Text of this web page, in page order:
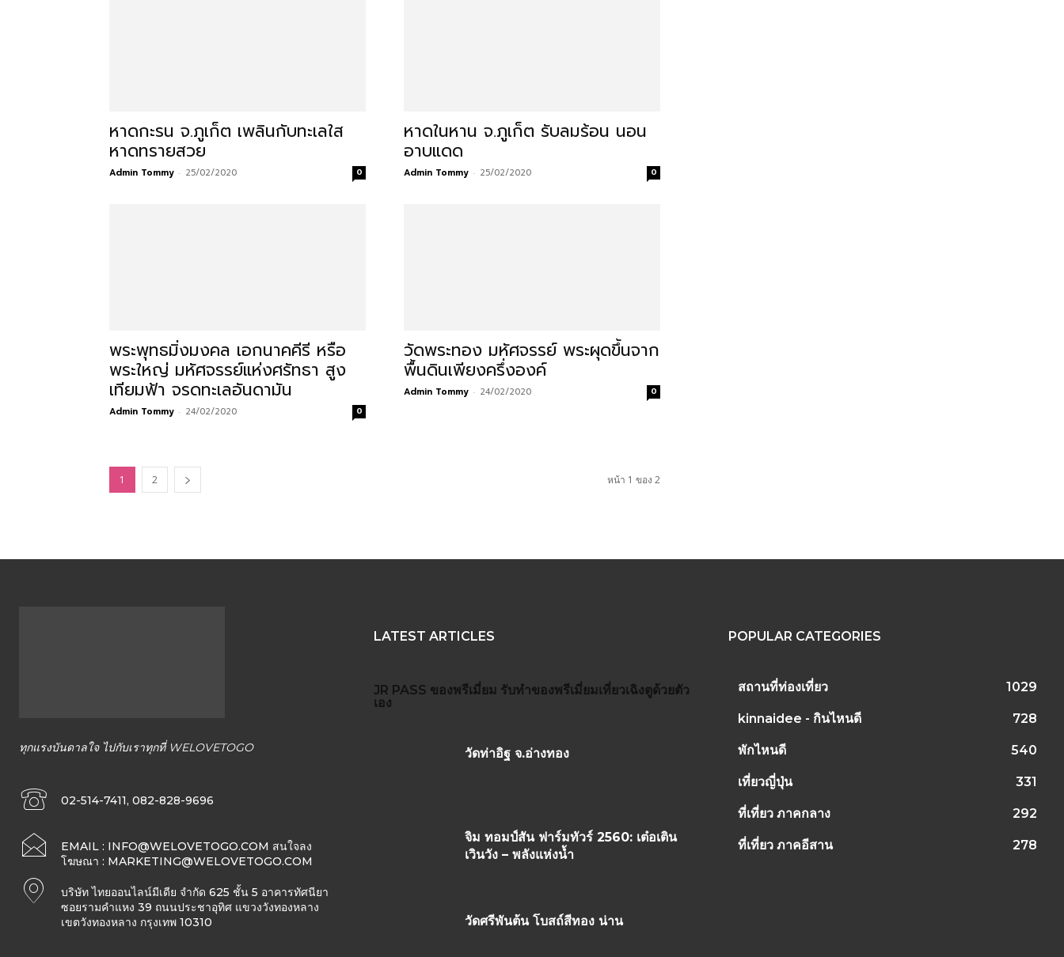
และ
ต่าง
ประเทศ
หาดกะรน จ.ภูเก็ต เพลินกับทะเลใส
หาดทรายสวย
Admin Tommy - 25/02/2020 0
หาดในหาน จ.ภูเก็ต รับลมร้อน นอน
อาบแดด
Admin Tommy - 25/02/2020 0
พระพุทธมิ่งมงคล เอกนาคคีรี หรือ
พระใหญ่ มหัศจรรย์แห่งศรัทธา สูง
เทียมฟ้า จรดทะเลอันดามัน
Admin Tommy - 24/02/2020 0
วัดพระทอง มหัศจรรย์ พระผุดขึ้นจาก
พื้นดินเพียงครึ่งองค์
Admin Tommy - 24/02/2020 0
1 2 หน้า 1 ของ 2
ทุกแรงบันดาลใจ ไปกับเราทุกที่ WELOVETOGO
02-514-7411, 082-828-9696
EMAIL : INFO@WELOVETOGO.COM สนใจลง
โฆษณา : MARKETING@WELOVETOGO.COM
บริษัท ไทยออนไลน์มีเดีย จำกัด 625 ชั้น 5 อาคารทัศนียา
ซอยรามคำแหง 39 ถนนประชาอุทิศ แขวงวังทองหลาง
เขตวังทองหลาง กรุงเทพ 10310
LATEST ARTICLES
JR PASS ของพรีเมี่ยม รับทำของพรีเมี่ยมเที่ยวเฉิงตูด้วยตัว
เอง
วัดท่าอิฐ จ.อ่างทอง
จิม ทอมป์สัน ฟาร์มทัวร์ 2560: เต๋อเติน
เวินวัง – พลังแห่งน้ำ
วัดศรีพันต้น โบสถ์สีทอง น่าน
POPULAR CATEGORIES
สถานที่ท่องเที่ยว 1029
kinnaidee - กินไหนดี 728
พักไหนดี 540
เที่ยวญี่ปุ่น 331
ที่เที่ยว ภาคกลาง 292
ที่เที่ยว ภาคอีสาน 278